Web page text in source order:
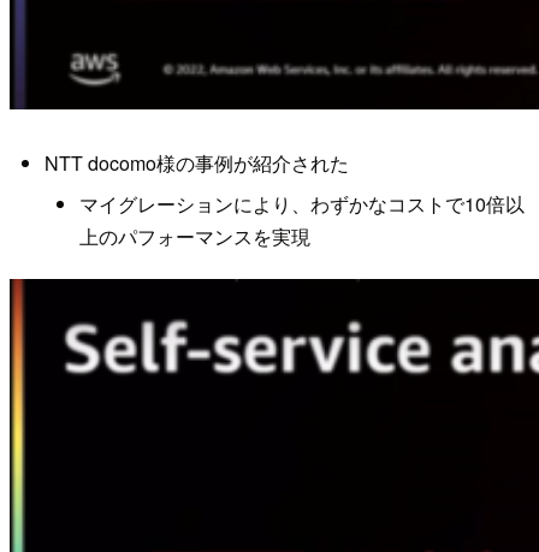
NTT docomo様の事例が紹介された
マイグレーションにより、わずかなコストで10倍以
上のパフォーマンスを実現